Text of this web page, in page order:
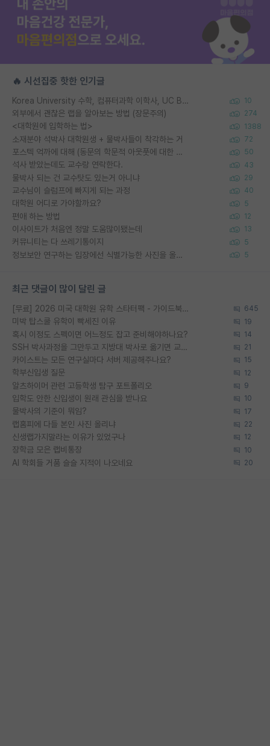
🔥 시선집중 핫한 인기글
Korea University 수학, 컴퓨터과학 이학사, UC Berkeley 산업공학 대학원 공학박사가 되는 것은 쉽지 않겠죠? 10
외부에서 괜찮은 랩을 알아보는 방법 (장문주의) 274
<대학원에 입학하는 법> 1388
소재분야 석박사 대학원생 + 물박사들이 착각하는 거 72
포스텍 억까에 대해 (동문의 학문적 아웃풋에 대한 반박) 50
석사 받았는데도 교수랑 연락한다. 43
물박사 되는 건 교수탓도 있는거 아니냐 29
교수님이 슬럼프에 빠지게 되는 과정 40
대학원 어디로 가야할까요? 5
편애 하는 방법 12
이사이트가 처음엔 정말 도움많이됐는데 13
커뮤니티는 다 쓰레기통이지 5
정보보안 연구하는 입장에선 식별가능한 사진을 올리는건 비추이긴함 5
최근 댓글이 많이 달린 글
[무료] 2026 미국 대학원 유학 스타터팩 - 가이드북 & 합격자 컨택메일 템플릿 645
미박 탑스쿨 유학이 빡세진 이유 19
혹시 이정도 스펙이면 어느정도 잡고 준비해야하나요? 14
SSH 박사과정을 그만두고 지방대 박사로 옮기면 교수의 꿈은 끝일까요? 21
카이스트는 모든 연구실마다 서버 제공해주나요? 15
학부신입생 질문 12
알츠하이머 관련 고등학생 탐구 포트폴리오 9
입학도 안한 신입생이 원래 관심을 받나요 10
물박사의 기준이 뭐임? 17
랩홈피에 다들 본인 사진 올리냐 22
신생랩가지말라는 이유가 있었구나 12
장학금 모은 랩비통장 10
AI 학회들 거품 슬슬 지적이 나오네요 20